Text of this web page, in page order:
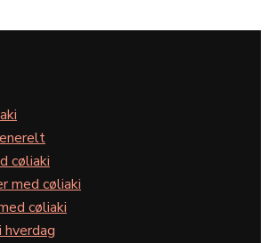
cøliaki
med cøliaki
cøliaki